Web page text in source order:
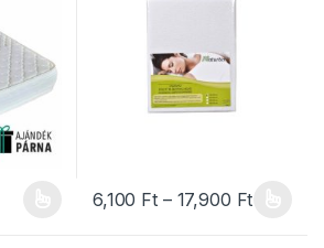
124,000 Ft - 311,000 Ft
variációja van. A változatok a
6,100 Ft – 17,900 Ft
Ennek a terméknek több